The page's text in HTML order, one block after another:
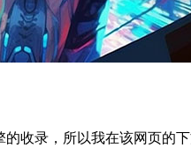
收录，所以我在该网页的